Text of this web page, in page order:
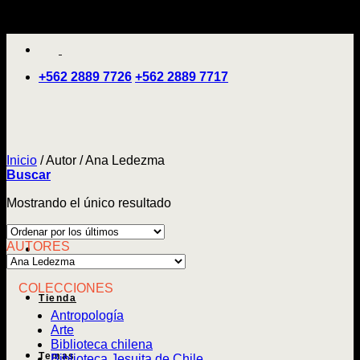
+562 2889 7726 +562 2889 7717
Tienda
Temas
Inicio /Autor /Ana Ledezma
Buscar
Mostrando el único resultado
AUTORES
COLECCIONES
Antropología
Arte
Biblioteca chilena